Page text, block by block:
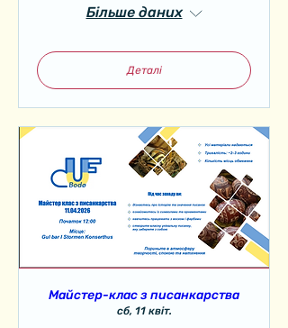
Більше даних
Деталі
Майстер-клас з писанкарства
сб, 11 квіт.